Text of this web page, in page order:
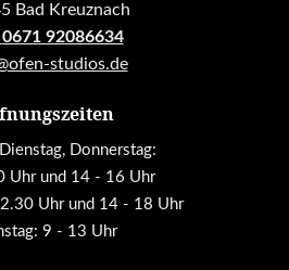
Bad Kreuznach
0671 92086634
studios.de
Donnerstag:
Uhr und 14 - 16 Uhr
Uhr und 14 - 18 Uhr
9 - 13 Uhr